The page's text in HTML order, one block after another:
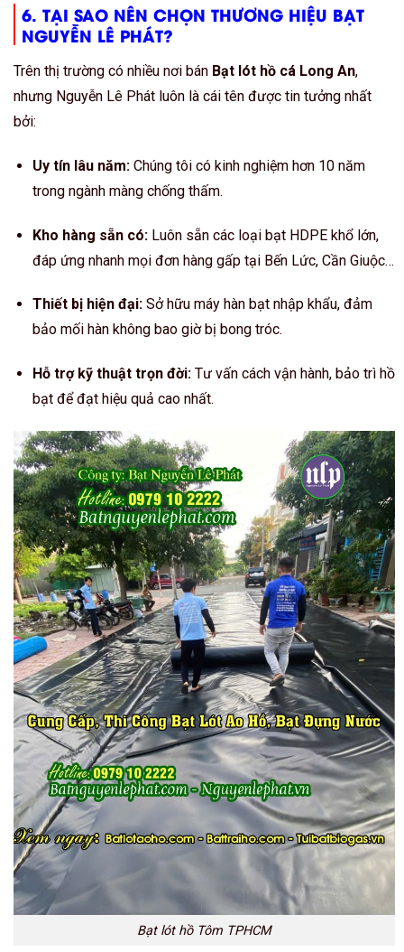
6. TẠI SAO NÊN CHỌN THƯƠNG HIỆU BẠT
NGUYỄN LÊ PHÁT?
Trên thị trường có nhiều nơi bán Bạt lót hồ cá Long An,
nhưng Nguyễn Lê Phát luôn là cái tên được tin tưởng nhất
bởi:
Uy tín lâu năm:Chúng tôi có kinh nghiệm hơn 10 năm
trong ngành màng chống thấm.
Kho hàng sẵn có:Luôn sẵn các loại bạt HDPE khổ lớn,
đáp ứng nhanh mọi đơn hàng gấp tại Bến Lức, Cần Giuộc…
Thiết bị hiện đại:Sở hữu máy hàn bạt nhập khẩu, đảm
bảo mối hàn không bao giờ bị bong tróc.
Hỗ trợ kỹ thuật trọn đời:Tư vấn cách vận hành, bảo trì hồ
bạt để đạt hiệu quả cao nhất.
Bạt lót hồ Tôm TPHCM